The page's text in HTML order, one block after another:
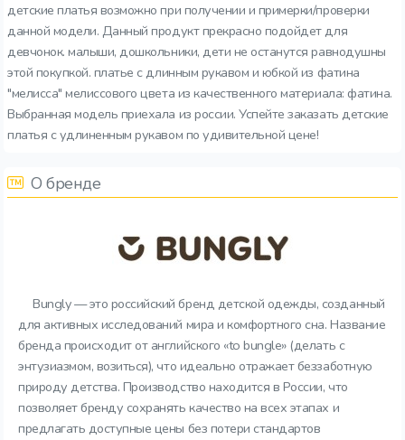
детские платья возможно при получении и примерки/проверки
данной модели. Данный продукт прекрасно подойдет для
девчонок. малыши, дошкольники, дети не останутся равнодушны
этой покупкой. платье с длинным рукавом и юбкой из фатина
"мелисса" мелиссового цвета из качественного материала: фатина.
Выбранная модель приехала из россии. Успейте заказать детские
платья с удлиненным рукавом по удивительной цене!
О бренде
Bungly — это российский бренд детской одежды, созданный
для активных исследований мира и комфортного сна. Название
бренда происходит от английского «to bungle» (делать с
энтузиазмом, возиться), что идеально отражает беззаботную
природу детства. Производство находится в России, что
позволяет бренду сохранять качество на всех этапах и
предлагать доступные цены без потери стандартов